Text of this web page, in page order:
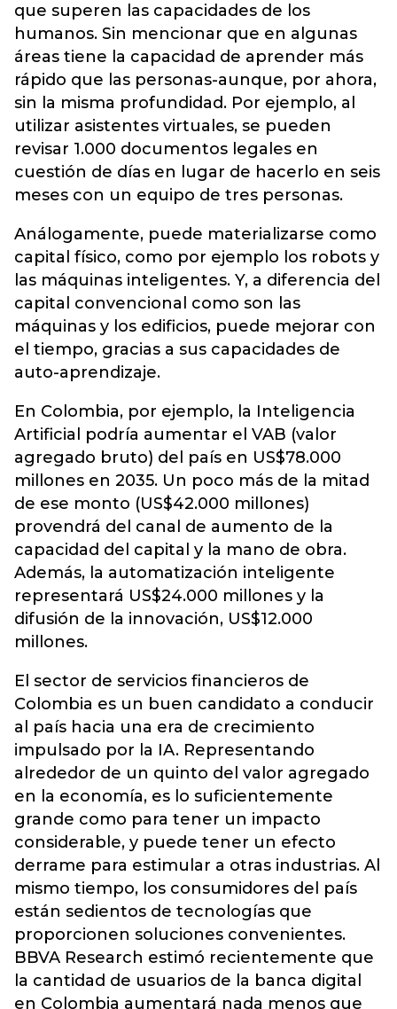
que superen las capacidades de los
humanos. Sin mencionar que en algunas
áreas tiene la capacidad de aprender más
rápido que las personas-aunque, por ahora,
sin la misma profundidad. Por ejemplo, al
utilizar asistentes virtuales, se pueden
revisar 1.000 documentos legales en
cuestión de días en lugar de hacerlo en seis
meses con un equipo de tres personas.
Análogamente, puede materializarse como
capital físico, como por ejemplo los robots y
las máquinas inteligentes. Y, a diferencia del
capital convencional como son las
máquinas y los edificios, puede mejorar con
el tiempo, gracias a sus capacidades de
auto-aprendizaje.
En Colombia, por ejemplo, la Inteligencia
Artificial podría aumentar el VAB (valor
agregado bruto) del país en US$78.000
millones en 2035. Un poco más de la mitad
de ese monto (US$42.000 millones)
provendrá del canal de aumento de la
capacidad del capital y la mano de obra.
Además, la automatización inteligente
representará US$24.000 millones y la
difusión de la innovación, US$12.000
millones.
El sector de servicios financieros de
Colombia es un buen candidato a conducir
al país hacia una era de crecimiento
impulsado por la IA. Representando
alrededor de un quinto del valor agregado
en la economía, es lo suficientemente
grande como para tener un impacto
considerable, y puede tener un efecto
derrame para estimular a otras industrias. Al
mismo tiempo, los consumidores del país
están sedientos de tecnologías que
proporcionen soluciones convenientes.
BBVA Research estimó recientemente que
la cantidad de usuarios de la banca digital
en Colombia aumentará nada menos que